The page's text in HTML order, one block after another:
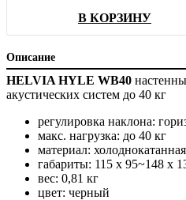
В КОРЗИНУ
Описание
HELVIA HYLE WB40
акустических систем до 40 кг
регулировка наклона:
макс. нагрузка: до 40 кг
материал:
габариты: 115 х 95~148 х
вес: 0,81 кг
цвет: черный